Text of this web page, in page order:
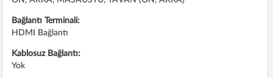
Bağlantı Terminali:
HDMI Bağlantı
Kablosuz Bağlantı:
Yok